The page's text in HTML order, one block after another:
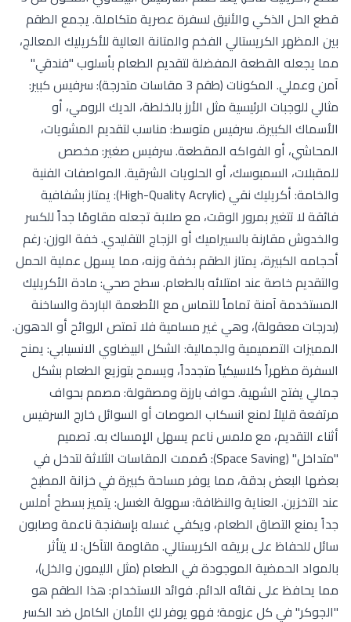
قطع الحل الذكي والأنيق لسفرة عصرية متكاملة. يجمع الطقم
بين المظهر الكريستالي الفخم والمتانة العالية للأكريليك المعالج،
مما يجعله القطعة المفضلة لتقديم الطعام بأسلوب "فندقي"
آمن وعملي. المكونات (طقم 3 مقاسات متدرجة): سرفيس كبير:
مثالي للوجبات الرئيسية مثل الأرز بالخلطة، الديك الرومي، أو
الأسماك الكبيرة. سرفيس متوسط: مناسب لتقديم المشويات،
المحاشي، أو الفواكه المقطعة. سرفيس صغير: مخصص
للمقبلات، السمبوسك، أو الحلويات الشرقية. المواصفات الفنية
والخامة: أكريليك نقي (High-Quality Acrylic): يمتاز بشفافية
فائقة لا تتغير بمرور الوقت، مع صلابة تجعله مقاومًا جداً للكسر
والخدوش مقارنة بالسيراميك أو الزجاج التقليدي. خفة الوزن: رغم
أحجامه الكبيرة، يمتاز الطقم بخفة وزنه، مما يسهل عملية الحمل
والتقديم خاصة عند امتلائه بالطعام. سطح صحي: مادة الأكريليك
المستخدمة آمنة تماماً للتماس مع الأطعمة الباردة والساخنة
(بدرجات معقولة)، وهي غير مسامية فلا تمتص الروائح أو الدهون.
المميزات التصميمية والجمالية: الشكل البيضاوي الانسيابي: يمنح
السفرة مظهراً كلاسيكياً متجدداً، ويسمح بتوزيع الطعام بشكل
جمالي يفتح الشهية. حواف بارزة ومصقولة: مصمم بحواف
مرتفعة قليلاً لمنع انسكاب الصوصات أو السوائل خارج السرفيس
أثناء التقديم، مع ملمس ناعم يسهل الإمساك به. تصميم
"متداخل" (Space Saving): صُممت المقاسات الثلاثة لتدخل في
بعضها البعض بدقة، مما يوفر مساحة كبيرة في خزانة المطبخ
عند التخزين. العناية والنظافة: سهولة الغسل: يتميز بسطح أملس
جداً يمنع التصاق الطعام، ويكفي غسله بإسفنجة ناعمة وصابون
سائل للحفاظ على بريقه الكريستالي. مقاومة التآكل: لا يتأثر
بالمواد الحمضية الموجودة في الطعام (مثل الليمون والخل)،
مما يحافظ على نقائه الدائم. فوائد الاستخدام: هذا الطقم هو
"الجوكر" في كل عزومة؛ فهو يوفر لكِ الأمان الكامل ضد الكسر